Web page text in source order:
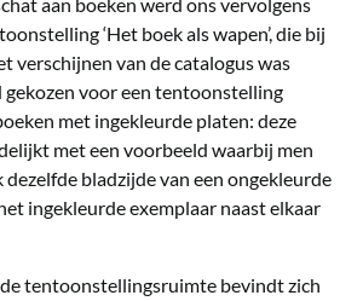
‘Het boek als wapen’, die bij
verschijnen van de catalogus was
gekozen voor een tentoonstelling
met ingekleurde platen: deze
met een voorbeeld waarbij men
dezelfde bladzijde van een ongekleurde
ingekleurde exemplaar naast elkaar
tentoonstellingsruimte bevindt zich